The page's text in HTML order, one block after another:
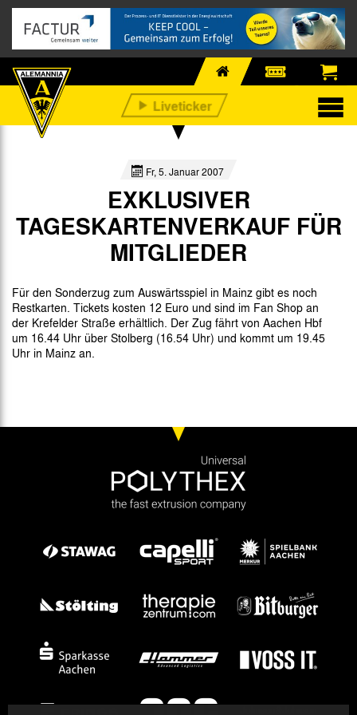
Fr, 5. Januar 2007
EXKLUSIVER
TAGESKARTENVERKAUF FÜR
MITGLIEDER
Für den Sonderzug zum Auswärtsspiel in Mainz gibt es noch
Restkarten. Tickets kosten 12 Euro und sind im Fan Shop an
der Krefelder Straße erhältlich. Der Zug fährt von Aachen Hbf
um 16.44 Uhr über Stolberg (16.54 Uhr) und kommt um 19.45
Uhr in Mainz an.